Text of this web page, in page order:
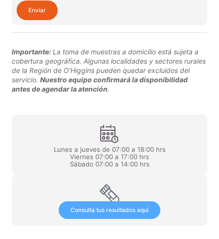
Enviar
Importante: La toma de muestras a domicilio está sujeta a
cobertura geográfica. Algunas localidades y sectores rurales
de la Región de O’Higgins pueden quedar excluidos del
servicio. Nuestro equipo confirmará la disponibilidad
antes de agendar la atención.
Lunes a jueves de 07:00 a 18:00 hrs
Viernes 07:00 a 17:00 hrs
Sábado 07:00 a 14:00 hrs
Consulta tus resultados aquí